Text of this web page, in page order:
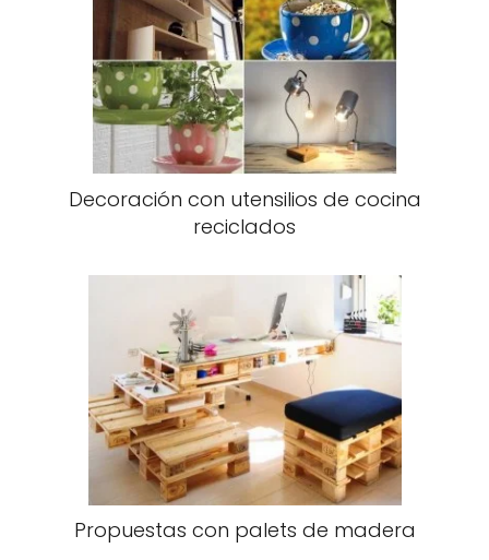
Decoración con utensilios de cocina
reciclados
Propuestas con palets de madera